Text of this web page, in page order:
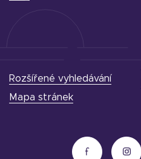
Rozšířené vyhledávání
Mapa stránek